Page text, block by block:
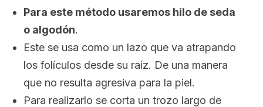
Para este método usaremos hilo de seda
o algodón.
Este se usa como un lazo que va atrapando
los folículos desde su raíz. De una manera
que no resulta agresiva para la piel.
Para realizarlo se corta un trozo largo de